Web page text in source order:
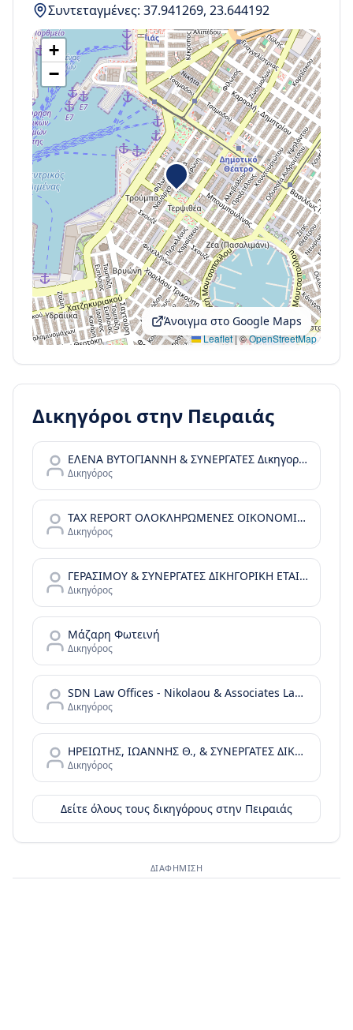
Συντεταγμένες: 37.941269, 23.644192
+
−
Leaflet|©OpenStreetMap
Άνοιγμα στο Google Maps
Δικηγόροι στην Πειραιάς
ΕΛΕΝΑ ΒΥΤΟΓΙΑΝΝΗ & ΣΥΝΕΡΓΑΤΕΣ Δικηγορικές Υπηρεσίες
Δικηγόρος
TAX REPORT ΟΛΟΚΛΗΡΩΜΕΝΕΣ ΟΙΚΟΝΟΜΙΚΕΣ ΛΥΣΕΙΣ Ι.Κ.Ε.
Δικηγόρος
ΓΕΡΑΣΙΜΟΥ & ΣΥΝΕΡΓΑΤΕΣ ΔΙΚΗΓΟΡΙΚΗ ΕΤΑΙΡΕΙΑ
Δικηγόρος
Μάζαρη Φωτεινή
Δικηγόρος
SDN Law Offices - Nikolaou & Associates Law Offices
Δικηγόρος
ΗΡΕΙΩΤΗΣ, ΙΩΑΝΝΗΣ Θ., & ΣΥΝΕΡΓΑΤΕΣ ΔΙΚΗΓΟΡΙΚΗ ΕΤΑΙΡΙΑ
Δικηγόρος
Δείτε όλους τους δικηγόρους στην Πειραιάς
ΔΙΑΦΉΜΙΣΗ